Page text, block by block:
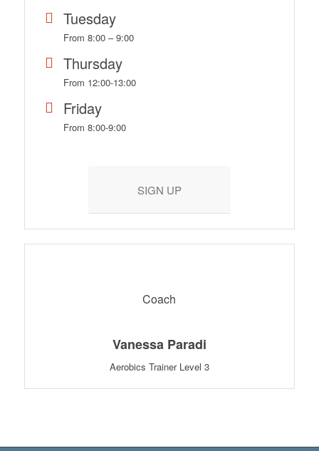
Tuesday
From 8:00 – 9:00
Thursday
From 12:00-13:00
Friday
From 8:00-9:00
SIGN UP
Coach
Vanessa Paradi
Aerobics Trainer Level 3